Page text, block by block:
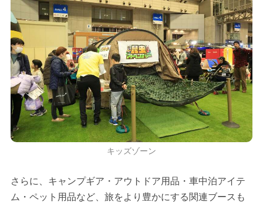
キッズゾーン
さらに、キャンプギア・アウトドア用品・車中泊アイテ
ム・ペット用品など、旅をより豊かにする関連ブースも